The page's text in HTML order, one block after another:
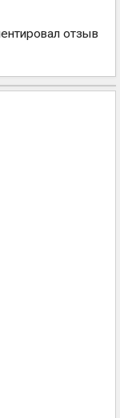
отзыв